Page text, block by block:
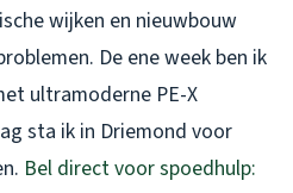
wijken en nieuwbouw
De ene week ben ik
ultramoderne PE-X
sta ik in Driemond voor
Bel direct voor spoedhulp: